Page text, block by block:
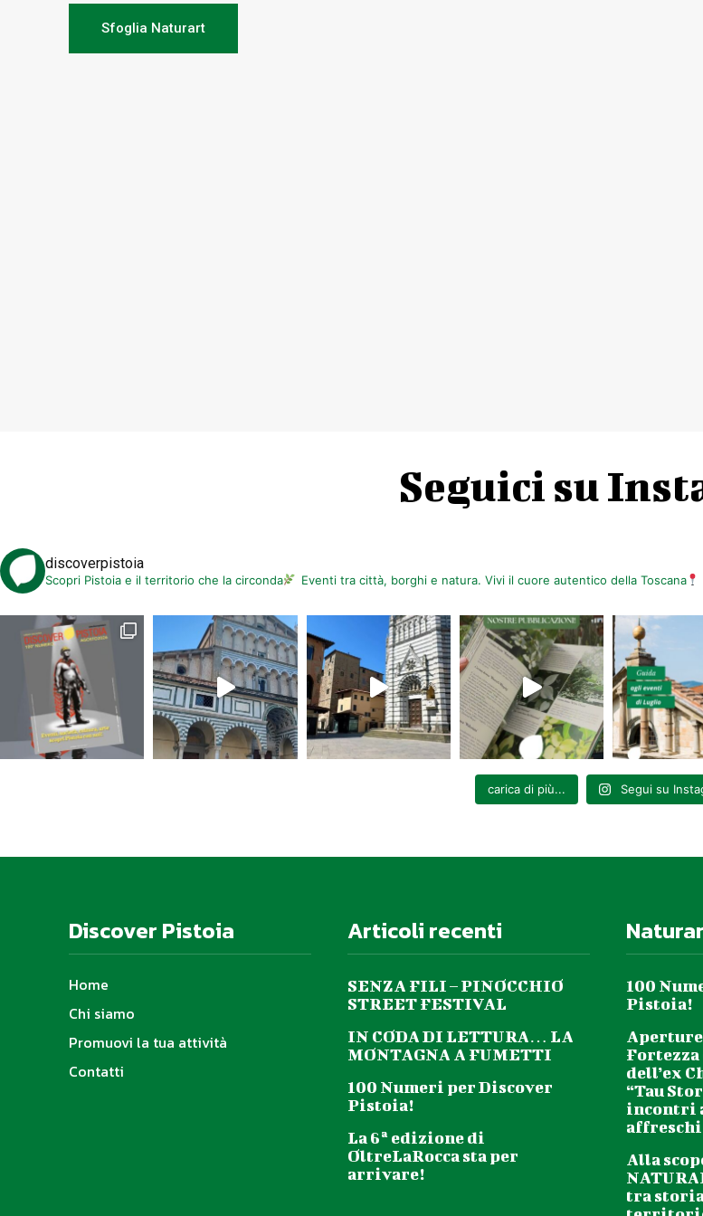
Sfoglia Naturart
Seguici su
discoverpistoia
Scopri Pistoia e il territorio che la circonda Eventi tra città, borghi e natura. Vivi il cuore autentico della Toscana
carica di più... Segui su
Discover Pistoia
Home
Chi siamo
Promuovi la tua attività
Contatti
Articoli recenti
SENZA FILI – PINOCCHIO
STREET FESTIVAL
IN CODA DI LETTURA… LA
MONTAGNA A FUMETTI
100 Numeri per Discover
Pistoia!
La 6ª edizione di
OltreLaRocca sta per
arrivare!
100
Pistoia!
Fortezza
dell’ex
“Tau
incontri
Alla
tra